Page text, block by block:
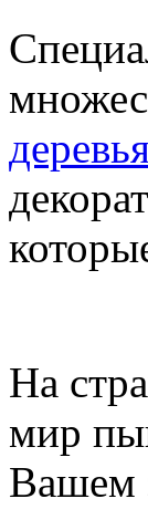
На
мир
Вашем